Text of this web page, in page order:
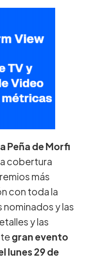
Peña de Morfi
cobertura
más
con toda la
nominados y las
y las
gran evento
lunes 29 de